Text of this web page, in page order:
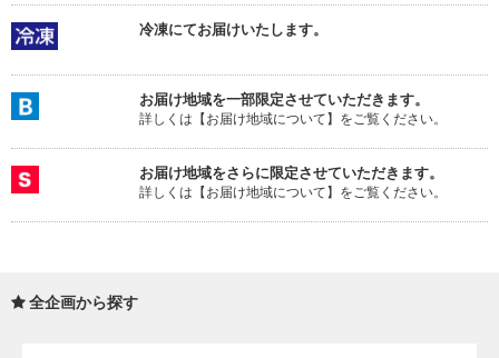
冷凍にてお届けいたします。
お届け地域を一部限定させていただきます。
詳しくは【お届け地域について】をご覧ください。
お届け地域をさらに限定させていただきます。
詳しくは【お届け地域について】をご覧ください。
全企画から探す